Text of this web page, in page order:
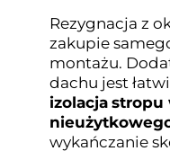
Rezygnacja z
zakupie
montażu.
dachu jest
izolacja stropu
wykańczanie